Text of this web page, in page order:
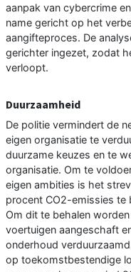
aanpak van cybercrime
name gericht op het
aangifteproces. De
gerichter ingezet, zodat
verloopt.
Duurzaamheid
De politie vermindert de
eigen organisatie te
duurzame keuzes en te
organisatie. Om te
eigen ambities is het
procent CO2-emissies te
Om dit te behalen
voertuigen aangeschaft
onderhoud
op toekomstbestendige